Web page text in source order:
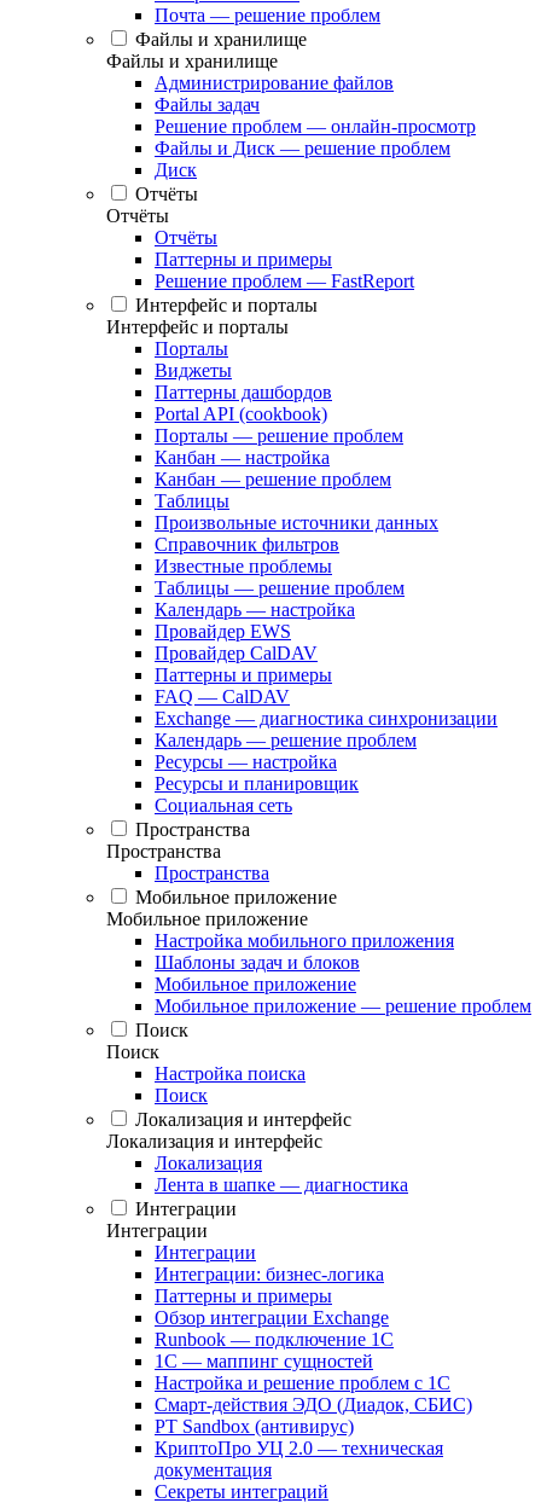
Почта — решение проблем
Файлы и хранилище
Файлы и хранилище
Администрирование файлов
Файлы задач
Решение проблем — онлайн-просмотр
Файлы и Диск — решение проблем
Диск
Отчёты
Отчёты
Отчёты
Паттерны и примеры
Решение проблем — FastReport
Интерфейс и порталы
Интерфейс и порталы
Порталы
Виджеты
Паттерны дашбордов
Portal API (cookbook)
Порталы — решение проблем
Канбан — настройка
Канбан — решение проблем
Таблицы
Произвольные источники данных
Справочник фильтров
Известные проблемы
Таблицы — решение проблем
Календарь — настройка
Провайдер EWS
Провайдер CalDAV
Паттерны и примеры
FAQ — CalDAV
Exchange — диагностика синхронизации
Календарь — решение проблем
Ресурсы — настройка
Ресурсы и планировщик
Социальная сеть
Пространства
Пространства
Пространства
Мобильное приложение
Мобильное приложение
Настройка мобильного приложения
Шаблоны задач и блоков
Мобильное приложение
Мобильное приложение — решение проблем
Поиск
Поиск
Настройка поиска
Поиск
Локализация и интерфейс
Локализация и интерфейс
Локализация
Лента в шапке — диагностика
Интеграции
Интеграции
Интеграции
Интеграции: бизнес-логика
Паттерны и примеры
Обзор интеграции Exchange
Runbook — подключение 1С
1С — маппинг сущностей
Настройка и решение проблем с 1С
Смарт-действия ЭДО (Диадок, СБИС)
PT Sandbox (антивирус)
КриптоПро УЦ 2.0 — техническая
документация
Секреты интеграций